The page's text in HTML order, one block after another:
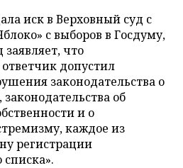
иск в Верховный суд с
с выборов в Госдуму,
заявляет, что
допустил
законодательства о
об
и о
каждое из
регистрации
списка».